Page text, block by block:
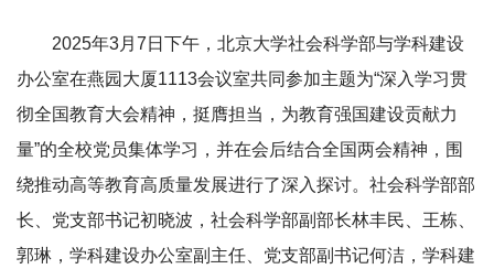
2025年3月7日下午，北京大学社会科学部与学科建设
办公室在燕园大厦1113会议室共同参加主题为“深入学习贯
彻全国教育大会精神，挺膺担当，为教育强国建设贡献力
量”的全校党员集体学习，并在会后结合全国两会精神，围
绕推动高等教育高质量发展进行了深入探讨。社会科学部部
长、党支部书记初晓波，社会科学部副部长林丰民、王栋、
郭琳，学科建设办公室副主任、党支部副书记何洁，学科建